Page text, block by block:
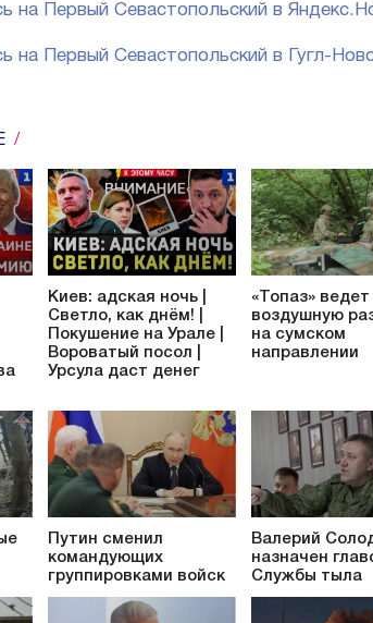
на Первый Севастопольский в
на Первый Севастопольский в Гугл-
Киев: адская ночь |
Светло, как днём! |
Покушение на Урале |
Вороватый посол |
Урсула даст денег
«Топаз» ведет
воздушную
на сумском
направлении
Путин сменил
командующих
группировками войск
Валерий
назначен
Службы тыла